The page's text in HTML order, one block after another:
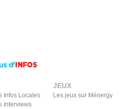
Infos Locales
Interviews
JEUX
Les jeux sur Ménergy